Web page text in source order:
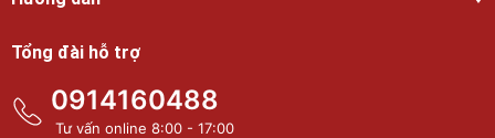
Tổng đài hỗ trợ
0914160488
Tư vấn online 8:00 - 17:00